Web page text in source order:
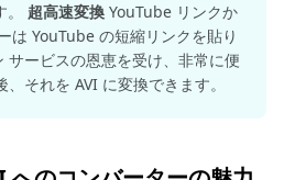
超高速変換YouTube リンクか
は YouTube の短縮リンクを貼り
サービスの恩恵を受け、非常に便
それを AVI に変換できます。